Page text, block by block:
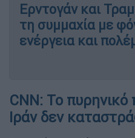
Ερντογάν και
τη συμμαχία με
ενέργεια και
CNN: Το
Ιράν δεν